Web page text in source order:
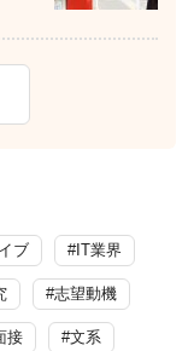
ブ #IT業界
#志望動機
接 #文系